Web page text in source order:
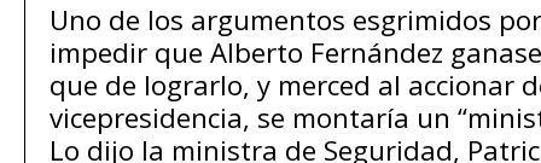
Uno de los argumentos esgrimidos
impedir que Alberto Fernández
que de lograrlo, y merced al accionar
vicepresidencia, se montaría un
Lo dijo la ministra de Seguridad,